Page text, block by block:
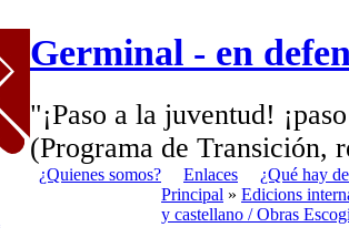
Germinal - en
"¡Paso a la juventud!
(Programa de Transición,
¿Quienes somos? Enlaces ¿Qué hay
Principal » Edicions
y castellano / Obras